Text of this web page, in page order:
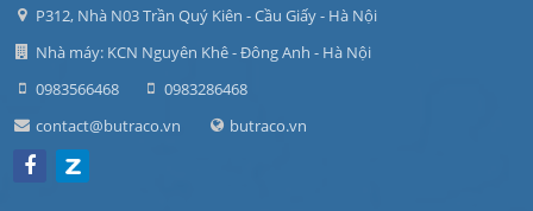
P312, Nhà N03 Trần Quý Kiên - Cầu Giấy - Hà Nội
Nhà máy: KCN Nguyên Khê - Đông Anh - Hà Nội
0983566468
0983286468
contact@butraco.vn
butraco.vn